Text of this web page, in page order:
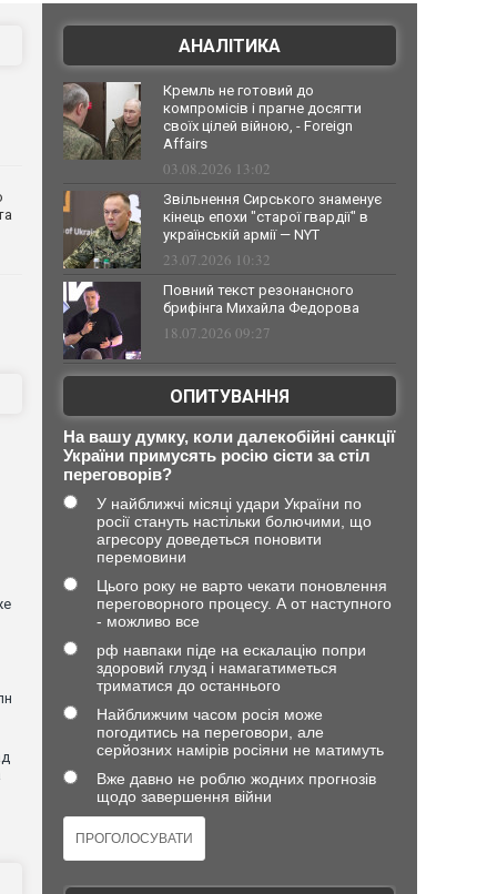
АНАЛІТИКА
Кремль не готовий до
компромісів і прагне досягти
своїх цілей війною, - Foreign
Affairs
03.08.2026 13:02
Звільнення Сирського знаменує
кінець епохи "старої гвардії" в
українській армії — NYT
23.07.2026 10:32
Повний текст резонансного
брифінга Михайла Федорова
18.07.2026 09:27
ОПИТУВАННЯ
На вашу думку, коли далекобійні санкції
України примусять росію сісти за стіл
переговорів?
У найближчі місяці удари України по
росії стануть настільки болючими, що
агресору доведеться поновити
перемовини
Цього року не варто чекати поновлення
переговорного процесу. А от наступного
- можливо все
рф навпаки піде на ескалацію попри
здоровий глузд і намагатиметься
триматися до останнього
Найближчим часом росія може
погодитись на переговори, але
серйозних намірів росіяни не матимуть
Вже давно не роблю жодних прогнозів
щодо завершення війни